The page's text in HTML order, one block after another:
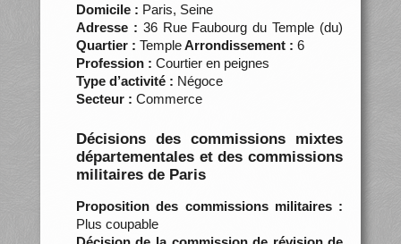
Domicile : Paris, Seine
Adresse : 36 Rue Faubourg du Temple (du)
Quartier : TempleArrondissement : 6
Profession : Courtier en peignes
Type d’activité : Négoce
Secteur : Commerce
Décisions des commissions mixtes
départementales et des commissions
militaires de Paris
Proposition des commissions militaires :
Plus coupable